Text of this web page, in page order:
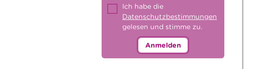
Ich habe die
Datenschutzbestimmungen
gelesen und stimme zu.
Anmelden